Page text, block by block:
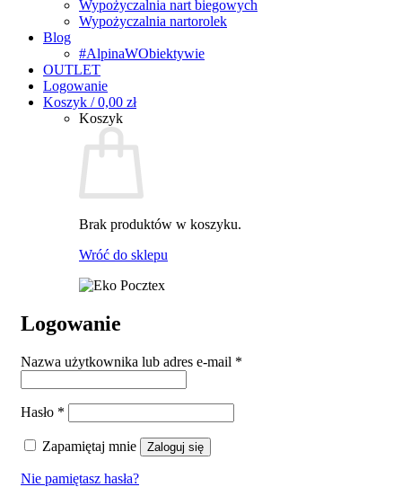
Wypożyczalnia nart biegowych
Wypożyczalnia nartorolek
Blog
#AlpinaWObiektywie
OUTLET
Logowanie
Koszyk /0,00 zł
Koszyk
Brak produktów w koszyku.
Wróć do sklepu
Logowanie
Nazwa użytkownika lub adres e-mail *
Hasło *
Zapamiętaj mnie Zaloguj się
Nie pamiętasz hasła?